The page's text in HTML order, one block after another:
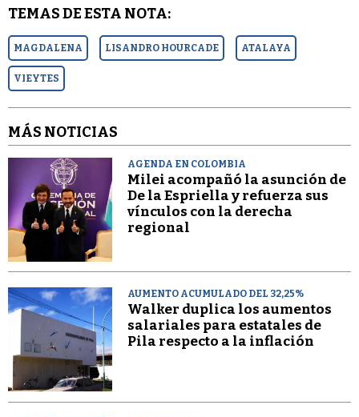
TEMAS DE ESTA NOTA:
MAGDALENA LISANDRO HOURCADE ATALAYA
VIEYTES
MÁS NOTICIAS
AGENDA EN COLOMBIA
Milei acompañó la asunción de
De la Espriella y refuerza sus
vínculos con la derecha
regional
AUMENTO ACUMULADO DEL 32,25%
Walker duplica los aumentos
salariales para estatales de
Pila respecto a la inflación